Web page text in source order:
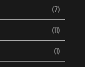
(7)
(11)
(1)